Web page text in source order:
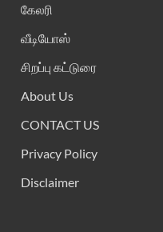
கேலரி
வீடியோஸ்
சிறப்பு கட்டுரை
About Us
CONTACT US
Privacy Policy
Disclaimer